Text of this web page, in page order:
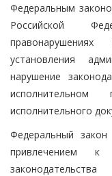
Федеральным
Российской
установления
нарушение
исполнительном
исполнительного
Федеральный
привлечением к